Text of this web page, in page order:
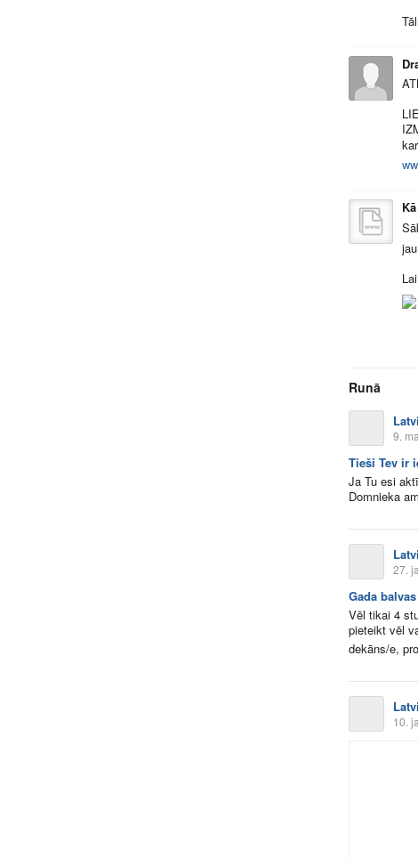
Runā
9.
Tieši Tev ir
Ja Tu esi
Domnieka
27.
Gada
Vēl tikai 4
pieteikt vēl
dekāns/e,
10.